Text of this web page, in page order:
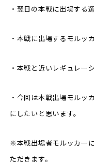
・翌日の本戦に出場する
・本戦に出場するモルッ
・本戦と近いレギュレー
・今回は本戦出場モルッ
にしたいと思います。
※本戦出場者モルッカー
ただきます。